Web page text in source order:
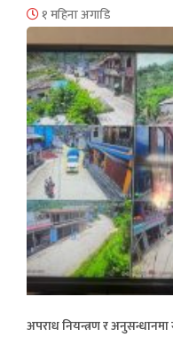
१ महिना अगाडि
अपराध नियन्त्रण र